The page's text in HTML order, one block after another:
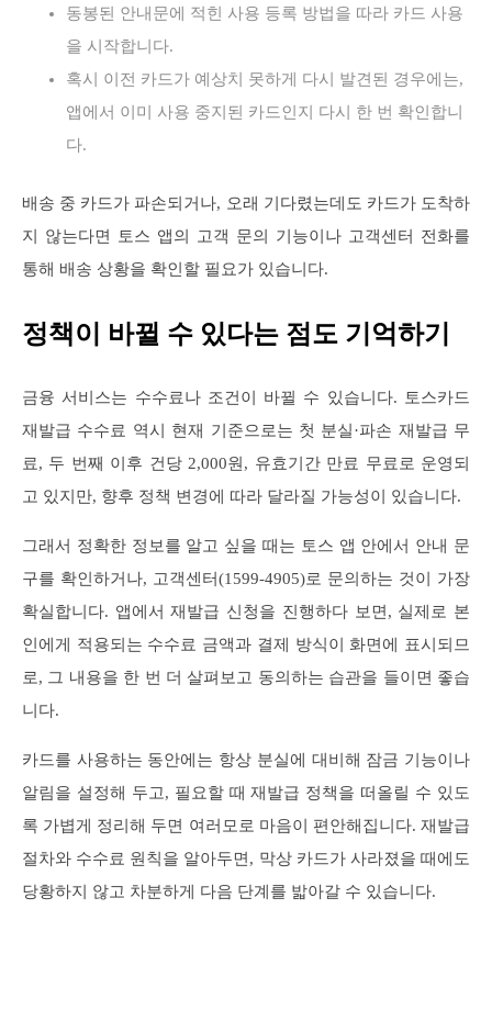
동봉된 안내문에 적힌 사용 등록 방법을 따라 카드 사용
을 시작합니다.
혹시 이전 카드가 예상치 못하게 다시 발견된 경우에는,
앱에서 이미 사용 중지된 카드인지 다시 한 번 확인합니
다.
배송 중 카드가 파손되거나, 오래 기다렸는데도 카드가 도착하
지 않는다면 토스 앱의 고객 문의 기능이나 고객센터 전화를
통해 배송 상황을 확인할 필요가 있습니다.
정책이 바뀔 수 있다는 점도 기억하기
금융 서비스는 수수료나 조건이 바뀔 수 있습니다. 토스카드
재발급 수수료 역시 현재 기준으로는 첫 분실·파손 재발급 무
료, 두 번째 이후 건당 2,000원, 유효기간 만료 무료로 운영되
고 있지만, 향후 정책 변경에 따라 달라질 가능성이 있습니다.
그래서 정확한 정보를 알고 싶을 때는 토스 앱 안에서 안내 문
구를 확인하거나, 고객센터(1599-4905)로 문의하는 것이 가장
확실합니다. 앱에서 재발급 신청을 진행하다 보면, 실제로 본
인에게 적용되는 수수료 금액과 결제 방식이 화면에 표시되므
로, 그 내용을 한 번 더 살펴보고 동의하는 습관을 들이면 좋습
니다.
카드를 사용하는 동안에는 항상 분실에 대비해 잠금 기능이나
알림을 설정해 두고, 필요할 때 재발급 정책을 떠올릴 수 있도
록 가볍게 정리해 두면 여러모로 마음이 편안해집니다. 재발급
절차와 수수료 원칙을 알아두면, 막상 카드가 사라졌을 때에도
당황하지 않고 차분하게 다음 단계를 밟아갈 수 있습니다.